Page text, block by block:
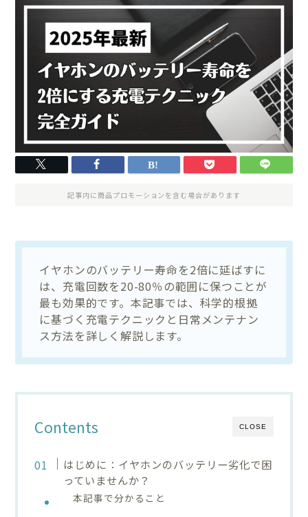
記事内に商品プロモーションを含む場合があります
イヤホンのバッテリー寿命を2倍に延ばすに
は、充電回数を20-80％の範囲に保つことが
最も効果的です。本記事では、科学的根拠
に基づく充電テクニックと日常メンテナン
ス方法を詳しく解説します。
CLOSE
Contents
はじめに：イヤホンのバッテリー劣化で困
っていませんか？
本記事で分かること